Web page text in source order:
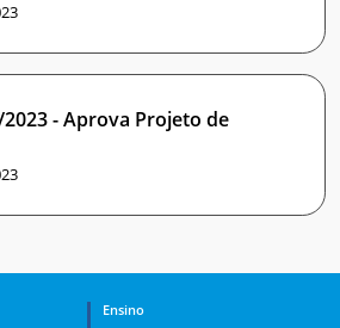
2023 - Aprova Projeto de
Ensino